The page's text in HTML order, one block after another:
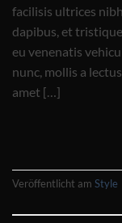
facilisis ultrices
dapibus, et
eu venenatis
nunc, mollis a
amet […]
Veröffentlicht am Style